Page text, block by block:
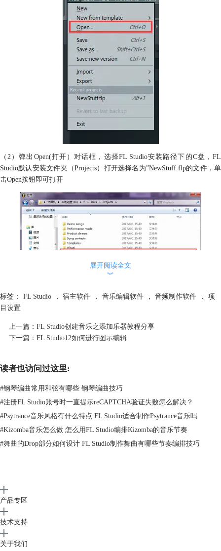
（2）弹出Open(打开）对话框，选择FL Studio安装路径下的C盘，FL
Studio默认安装文件夹（Projects）打开选择名为”NewStuff.flp的文件，单
击Open按钮即可打开
打开文件的步骤都是一样的，通过上文的演示，大家现在是不是对这个功
能更加了解了呢，更多精彩的教程，请关注FL Studio中文网站
展开阅读全文
︾
标签： FL Studio ， 宿主软件 ， 音乐编辑软件 ， 音频制作软件 ，
项
目设置
上一篇： FL Studio创建音乐之添加乐器教程分享
下一篇： FL Studio12如何进行图示编辑
读者也访问过这里:
#钢琴编曲常用和弦有哪些 钢琴编曲技巧
#注册FL Studio账号时一直提示reCAPTCHA验证失败怎么解决？
#Psytrance音乐风格有什么特点 FL Studio适合制作Psytrance音乐吗
#Kizomba音乐怎么做 怎么用FL Studio编排Kizomba的音乐节奏
#舞曲的Drop部分如何设计 FL Studio制作舞曲有哪些节奏编排技巧
产品专区
技术支持
关于我们